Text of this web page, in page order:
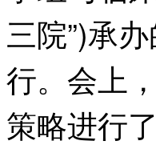
三院”)承
行。会上
策略进行